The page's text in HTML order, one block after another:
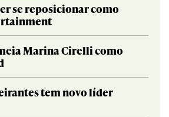
se reposicionar como
Marina Cirelli como
tem novo líder